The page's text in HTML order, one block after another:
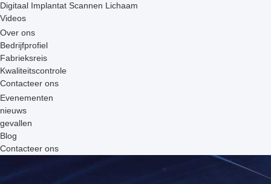
Digitaal Implantat Scannen Lichaam
Videos
Over ons
Bedrijfprofiel
Fabrieksreis
Kwaliteitscontrole
Contacteer ons
Evenementen
nieuws
gevallen
Blog
Contacteer ons